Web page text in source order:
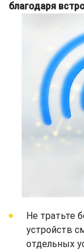
благодаря
Не тратьте
устройств
отдельных